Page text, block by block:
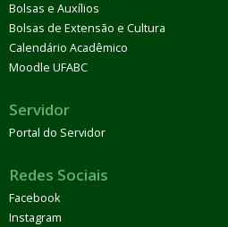
Bolsas e Auxílios
Bolsas de Extensão e Cultura
Calendário Acadêmico
Moodle UFABC
Servidor
Portal do Servidor
Redes Sociais
Facebook
Instagram